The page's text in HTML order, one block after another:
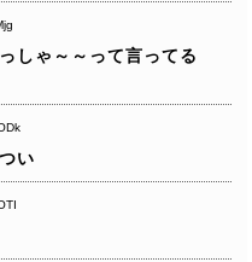
しゃ～～って言ってる
い